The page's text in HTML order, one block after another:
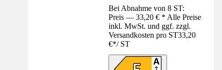
Bei Abnahme von 8 ST:
Preis — 33,20 € * Alle Preise
inkl. MwSt. und ggf. zzgl.
Versandkosten pro ST33,20
€*/ ST